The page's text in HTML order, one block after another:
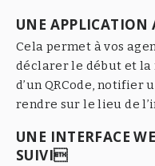
UNE APPLICATION
Cela permet à vos
déclarer le début et la
d’un QRCode, notifier
rendre sur le lieu de
UNE INTERFACE
SUIVI